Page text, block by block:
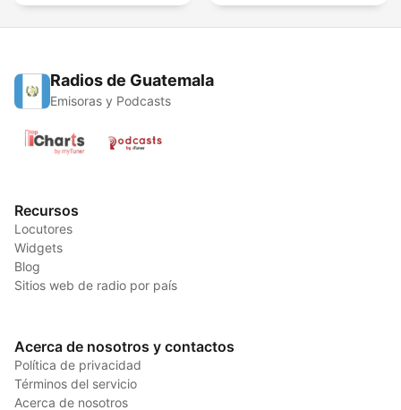
Radios de Guatemala
Emisoras y Podcasts
Recursos
Locutores
Widgets
Blog
Sitios web de radio por país
Acerca de nosotros y contactos
Política de privacidad
Términos del servicio
Acerca de nosotros